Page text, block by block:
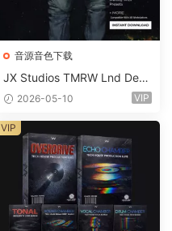
音源音色下载
JX Studios TMRW Lnd Dee
p And Tech House Sound Ki
ets-FANTASTiC
2026-05-10 VIP
VIP